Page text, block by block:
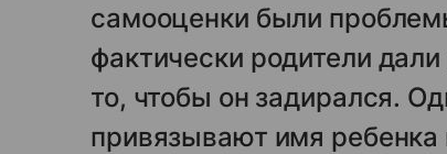
самооценки были
фактически родители
то, чтобы он задирался.
привязывают имя ребенка